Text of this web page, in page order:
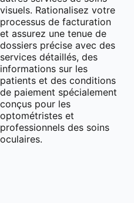
visuels. Rationalisez votre
processus de facturation
et assurez une tenue de
dossiers précise avec des
services détaillés, des
informations sur les
patients et des conditions
de paiement spécialement
conçus pour les
optométristes et
professionnels des soins
oculaires.